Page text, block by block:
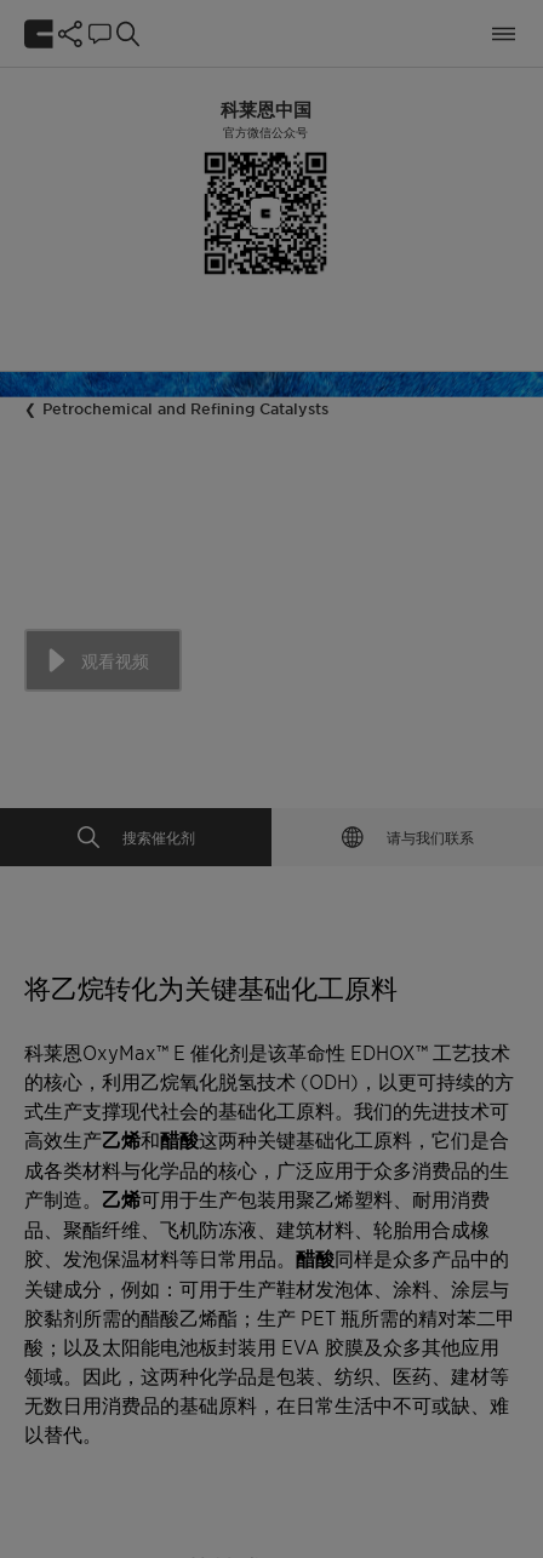
科莱恩中国
官方微信公众号
Petrochemical and Refining Catalysts
观看视频
搜索催化剂 请与我们联系
将乙烷转化为关键基础化工原料
科莱恩OxyMax™ E 催化剂是该革命性 EDHOX™ 工艺技术
的核心，利用乙烷氧化脱氢技术 (ODH)，以更可持续的方
式生产支撑现代社会的基础化工原料。我们的先进技术可
高效生产乙烯和醋酸这两种关键基础化工原料，它们是合
成各类材料与化学品的核心，广泛应用于众多消费品的生
产制造。 乙烯可用于生产包装用聚乙烯塑料、耐用消费
品、聚酯纤维、飞机防冻液、建筑材料、轮胎用合成橡
胶、发泡保温材料等日常用品。 醋酸同样是众多产品中的
关键成分，例如：可用于生产鞋材发泡体、涂料、涂层与
胶黏剂所需的醋酸乙烯酯；生产 PET 瓶所需的精对苯二甲
酸；以及太阳能电池板封装用 EVA 胶膜及众多其他应用
领域。因此，这两种化学品是包装、纺织、医药、建材等
无数日用消费品的基础原料，在日常生活中不可或缺、难
以替代。